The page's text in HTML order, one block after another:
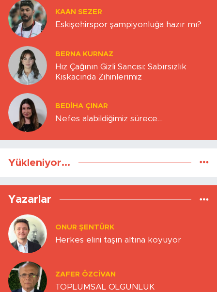
KAAN SEZER
Eskişehirspor şampiyonluğa hazır mı?
BERNA KURNAZ
Hız Çağının Gizli Sancısı: Sabırsızlık
Kıskacında Zihinlerimiz
BEDIHA ÇINAR
Nefes alabildiğimiz sürece…
Yükleniyor...
Yazarlar
ONUR ŞENTÜRK
Herkes elini taşın altına koyuyor
ZAFER ÖZCIVAN
TOPLUMSAL OLGUNLUK